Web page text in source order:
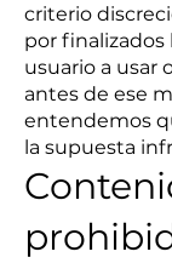
criterio
por finalizados
usuario a usar
antes de ese
entendemos
la supuesta